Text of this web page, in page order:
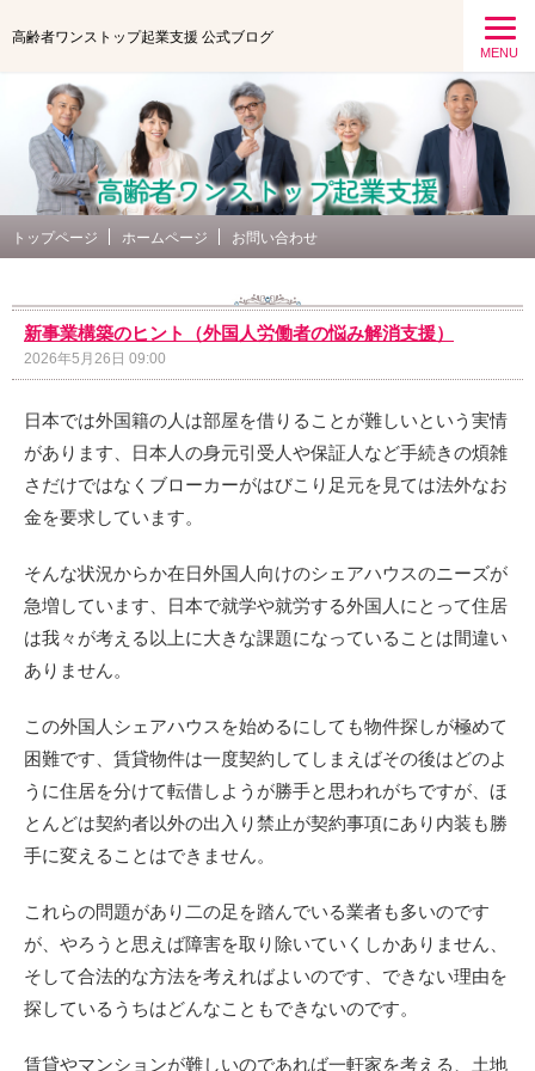
高齢者ワンストップ起業支援 公式ブログ
MENU
トップページ ホームページ お問い合わせ
新事業構築のヒント（外国人労働者の悩み解消支援）
2026年5月26日 09:00
日本では外国籍の人は部屋を借りることが難しいという実情
があります、日本人の身元引受人や保証人など手続きの煩雑
さだけではなくブローカーがはびこり足元を見ては法外なお
金を要求しています。
そんな状況からか在日外国人向けのシェアハウスのニーズが
急増しています、日本で就学や就労する外国人にとって住居
は我々が考える以上に大きな課題になっていることは間違い
ありません。
この外国人シェアハウスを始めるにしても物件探しが極めて
困難です、賃貸物件は一度契約してしまえばその後はどのよ
うに住居を分けて転借しようが勝手と思われがちですが、ほ
とんどは契約者以外の出入り禁止が契約事項にあり内装も勝
手に変えることはできません。
これらの問題があり二の足を踏んでいる業者も多いのです
が、やろうと思えば障害を取り除いていくしかありません、
そして合法的な方法を考えればよいのです、できない理由を
探しているうちはどんなこともできないのです。
賃貸やマンションが難しいのであれば一軒家を考える、土地